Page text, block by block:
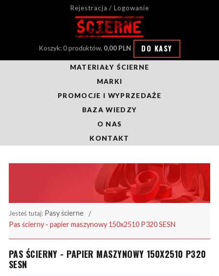
Rejestracja / Logowanie
Koszyk: 0 produktów, 0,00 PLN DO KASY
MATERIAŁY ŚCIERNE
MARKI
PROMOCJE I WYPRZEDAŻE
BAZA WIEDZY
O NAS
KONTAKT
Jesteś tutaj: Pasy ścierne
Pas ścierny - papier maszynowy 150x2510 P320 SESN
PAS ŚCIERNY - PAPIER MASZYNOWY 150X2510 P320
SESN